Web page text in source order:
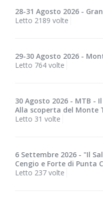
28-31 Agosto 2026 -
Letto 2189 volte
29-30 Agosto 2026 -
Letto 764 volte
30 Agosto 2026 - MTB -
Alla scoperta del Monte
Letto 31 volte
6 Settembre 2026 - "Il
Cengio e Forte di Punta
Letto 237 volte